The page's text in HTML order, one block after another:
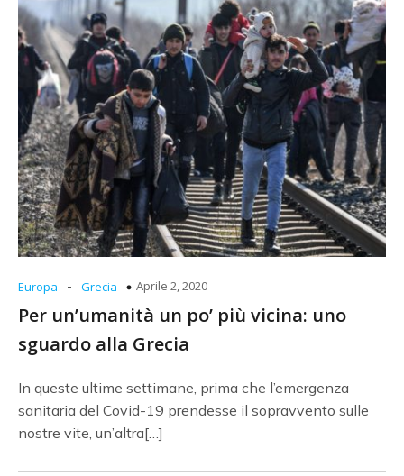
Europa - Grecia Aprile 2, 2020
Per un’umanità un po’ più vicina: uno
sguardo alla Grecia
In queste ultime settimane, prima che l’emergenza
sanitaria del Covid-19 prendesse il sopravvento sulle
nostre vite, un’altra[…]